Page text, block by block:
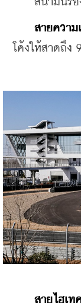
สายความ
โค้งให้สาดถึง
สายไฮเท